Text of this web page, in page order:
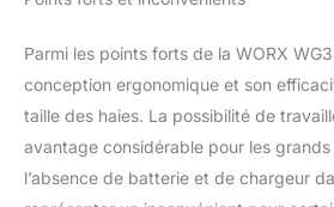
Parmi les points forts de la WORX
conception ergonomique et son
taille des haies. La possibilité de
avantage considérable pour les grands
l’absence de batterie et de chargeur